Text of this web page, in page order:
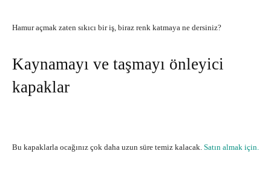
Hamur açmak zaten sıkıcı bir iş, biraz renk katmaya ne dersiniz?
Kaynamayı ve taşmayı önleyici
kapaklar
Bu kapaklarla ocağınız çok daha uzun süre temiz kalacak. Satın almak için.